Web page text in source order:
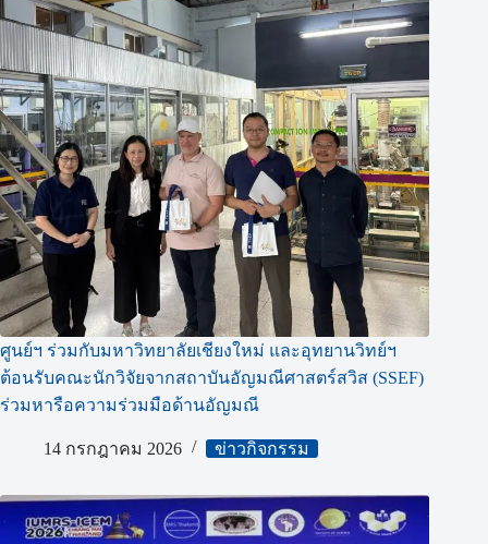
ศูนย์ฯ ร่วมกับมหาวิทยาลัยเชียงใหม่ และอุทยานวิทย์ฯ
ต้อนรับคณะนักวิจัยจากสถาบันอัญมณีศาสตร์สวิส (SSEF)
ร่วมหารือความร่วมมือด้านอัญมณี
14 กรกฎาคม 2026 ข่าวกิจกรรม